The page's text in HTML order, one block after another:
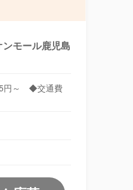
モール鹿児島
円～ ◆交通費